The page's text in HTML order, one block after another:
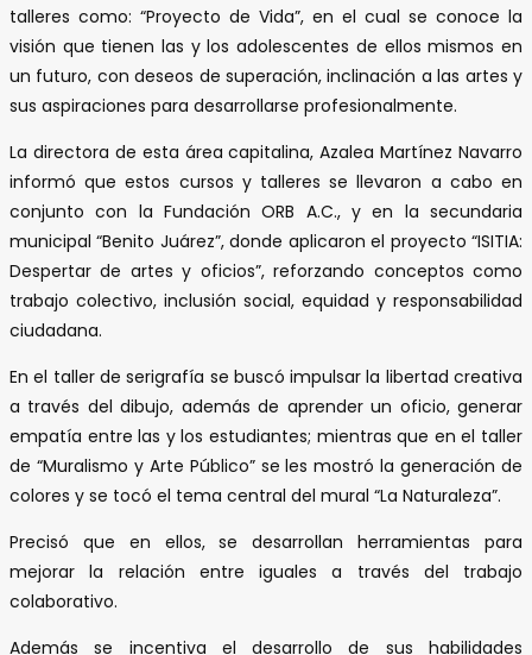
talleres como: “Proyecto de Vida”, en el cual se conoce la
visión que tienen las y los adolescentes de ellos mismos en
un futuro, con deseos de superación, inclinación a las artes y
sus aspiraciones para desarrollarse profesionalmente.
La directora de esta área capitalina, Azalea Martínez Navarro
informó que estos cursos y talleres se llevaron a cabo en
conjunto con la Fundación ORB A.C., y en la secundaria
municipal “Benito Juárez”, donde aplicaron el proyecto “ISITIA:
Despertar de artes y oficios”, reforzando conceptos como
trabajo colectivo, inclusión social, equidad y responsabilidad
ciudadana.
En el taller de serigrafía se buscó impulsar la libertad creativa
a través del dibujo, además de aprender un oficio, generar
empatía entre las y los estudiantes; mientras que en el taller
de “Muralismo y Arte Público” se les mostró la generación de
colores y se tocó el tema central del mural “La Naturaleza”.
Precisó que en ellos, se desarrollan herramientas para
mejorar la relación entre iguales a través del trabajo
colaborativo.
Además se incentiva el desarrollo de sus habilidades